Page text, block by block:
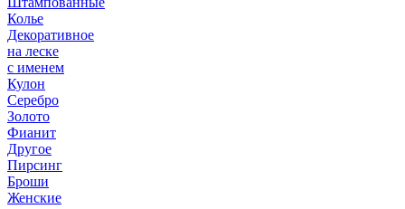
Колье
Декоративное
на леске
с именем
Кулон
Серебро
Золото
Фианит
Другое
Пирсинг
Броши
Женские